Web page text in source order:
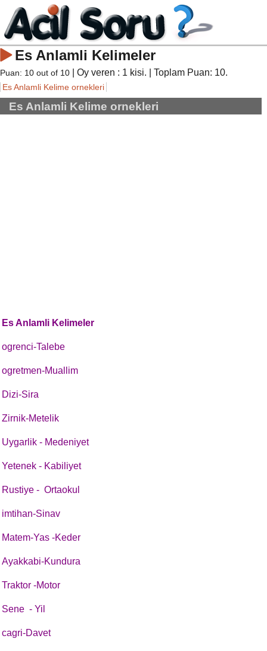
Es Anlamli Kelimeler
Puan: 10 out of 10 | Oy veren : 1 kisi. | Toplam Puan: 10.
Es Anlamli Kelime ornekleri
Es Anlamli Kelime ornekleri
Es Anlamli Kelimeler
ogrenci-Talebe
ogretmen-Muallim
Dizi-Sira
Zirnik-Metelik
Uygarlik - Medeniyet
Yetenek - Kabiliyet
Rustiye - Ortaokul
imtihan-Sinav
Matem-Yas -Keder
Ayakkabi-Kundura
Traktor -Motor
Sene - Yil
cagri-Davet